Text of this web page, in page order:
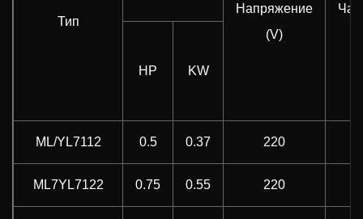
Тип
Напряжение
(V)
HP KW
ML/YL7112 0.5 0.37 220
ML7YL7122 0.75 0.55 220